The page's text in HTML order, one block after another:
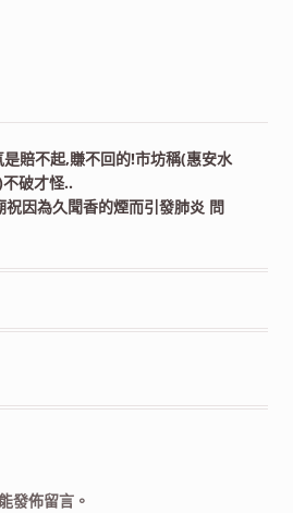
賠不起,賺不回的!市坊稱(惠安水
破才怪..
因為久聞香的煙而引發肺炎 問
發佈留言。